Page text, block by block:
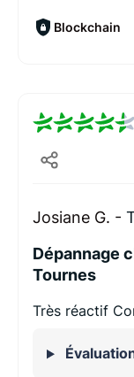
Blockchain
Josiane G. -
Dépannage
Tournes
Très réactif